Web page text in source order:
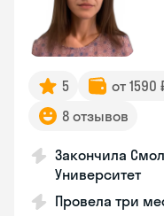
5 от 1590
8 отзывов
Закончила
Университет
Провела три